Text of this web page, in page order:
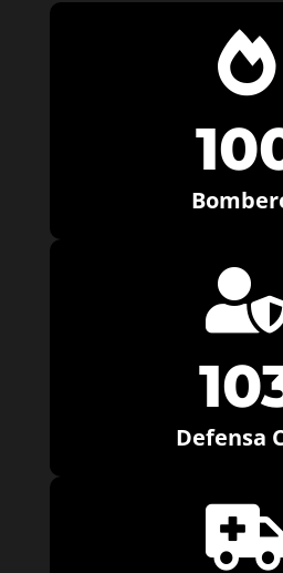

Defensa